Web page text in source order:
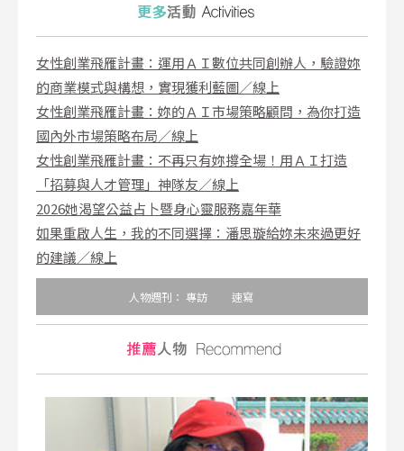
女性創業飛雁計畫：運用ＡＩ數位共同創辦人，驗證妳
的商業模式與構想，實現獲利藍圖／線上
女性創業飛雁計畫：妳的ＡＩ市場策略顧問，為你打造
國內外市場策略布局／線上
女性創業飛雁計畫：不再只有妳撐全場！用ＡＩ打造
「招募與人才管理」神隊友／線上
2026她渴望公益占卜暨身心靈服務嘉年華
如果重啟人生，我的不同選擇：潘思璇給妳未來過更好
的建議／線上
人物週刊： 專訪 速寫